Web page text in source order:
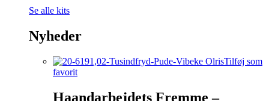
Se alle kits
Nyheder
Tilføj som
favorit
Haandarbejdets Fremme –